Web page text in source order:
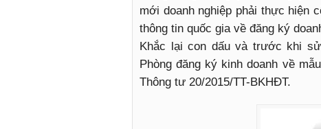
mới doanh nghiệp phải thực hiện
thông tin quốc gia về đăng ký
Khắc lại con dấu và trước khi
Phòng đăng ký kinh doanh về
Thông tư 20/2015/TT-BKHĐT.